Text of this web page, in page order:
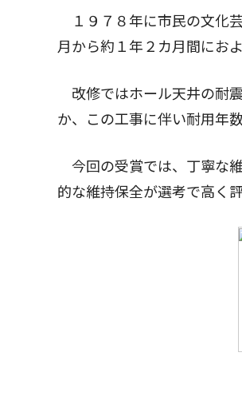
１９７８年に市民の文化
月から約１年２カ月間にお
改修ではホール天井の耐
か、この工事に伴い耐用年
今回の受賞では、丁寧な
的な維持保全が選考で高く